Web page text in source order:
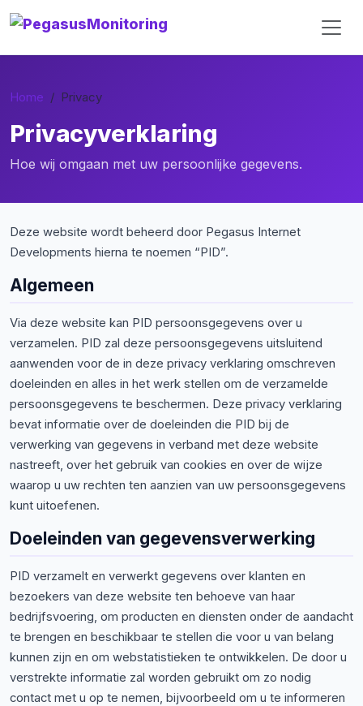
Home Privacy
Privacyverklaring
Hoe wij omgaan met uw persoonlijke gegevens.
Deze website wordt beheerd door Pegasus Internet
Developments hierna te noemen “PID”.
Algemeen
Via deze website kan PID persoonsgegevens over u
verzamelen. PID zal deze persoonsgegevens uitsluitend
aanwenden voor de in deze privacy verklaring omschreven
doeleinden en alles in het werk stellen om de verzamelde
persoonsgegevens te beschermen. Deze privacy verklaring
bevat informatie over de doeleinden die PID bij de
verwerking van gegevens in verband met deze website
nastreeft, over het gebruik van cookies en over de wijze
waarop u uw rechten ten aanzien van uw persoonsgegevens
kunt uitoefenen.
Doeleinden van gegevensverwerking
PID verzamelt en verwerkt gegevens over klanten en
bezoekers van deze website ten behoeve van haar
bedrijfsvoering, om producten en diensten onder de aandacht
te brengen en beschikbaar te stellen die voor u van belang
kunnen zijn en om webstatistieken te ontwikkelen. De door u
verstrekte informatie zal worden gebruikt om zo nodig
contact met u op te nemen, bijvoorbeeld om u te informeren